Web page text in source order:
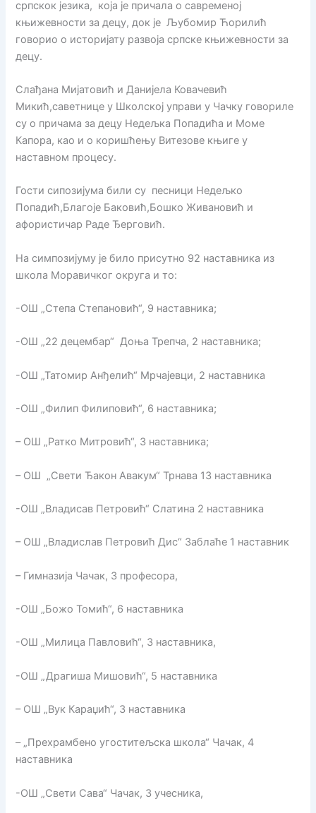
српскок језика, која је причала о савременој
књижевности за децу, док је Љубомир Ћорилић
говорио о историјату развоја српске књижевности за
децу.
Слађана Мијатовић и Данијела Ковачевић
Микић,саветнице у Школској управи у Чачку говориле
су о причама за децу Недељка Попадића и Моме
Капора, као и о коришћењу Витезове књиге у
наставном процесу.
Гости сипозијума били су песници Недељко
Попадић,Благоје Баковић,Бошко Живановић и
афористичар Раде Ђерговић.
На симпозијуму је било присутно 92 наставника из
школа Моравичког округа и то:
-ОШ „Степа Степановић“, 9 наставника;
-ОШ „22 децембар“ Доња Трепча, 2 наставника;
-ОШ „Татомир Анђелић“ Мрчајевци, 2 наставника
-ОШ „Филип Филиповић“, 6 наставника;
– ОШ „Ратко Митровић“, 3 наставника;
– ОШ „Свети Ђакон Авакум“ Трнава 13 наставника
-ОШ „Владисав Петровић“ Слатина 2 наставника
– ОШ „Владислав Петровић Дис“ Заблаће 1 наставник
– Гимназија Чачак, 3 професора,
-ОШ „Божо Томић“, 6 наставника
-ОШ „Милица Павловић“, 3 наставника,
-ОШ „Драгиша Мишовић“, 5 наставника
– ОШ „Вук Караџић“, 3 наставника
– „Прехрамбено угоститељска школа“ Чачак, 4
наставника
-ОШ „Свети Сава“ Чачак, 3 учесника,